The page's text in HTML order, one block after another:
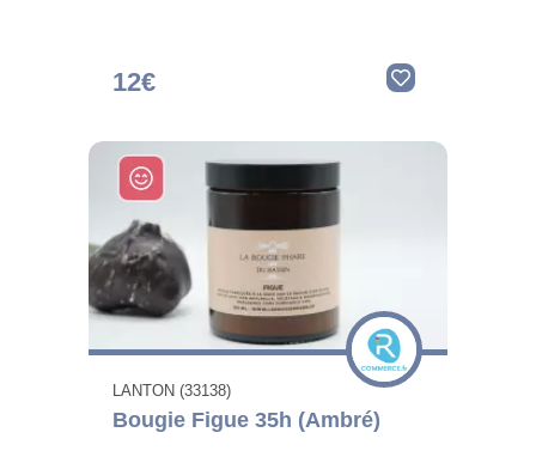
12€
LANTON (33138)
Bougie Figue 35h (Ambré)